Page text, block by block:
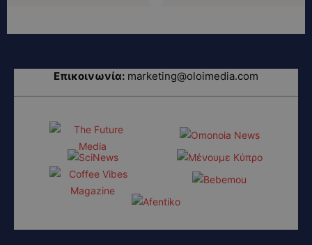
Επικοινωνία: marketing@oloimedia.com